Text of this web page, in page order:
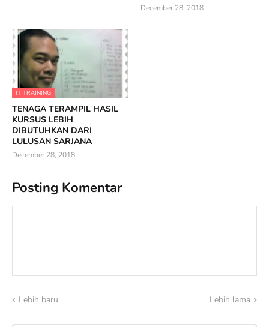
December 28, 2018
IT TRAINING
TENAGA TERAMPIL HASIL
KURSUS LEBIH
DIBUTUHKAN DARI
LULUSAN SARJANA
December 28, 2018
Posting Komentar
Lebih baru Lebih lama